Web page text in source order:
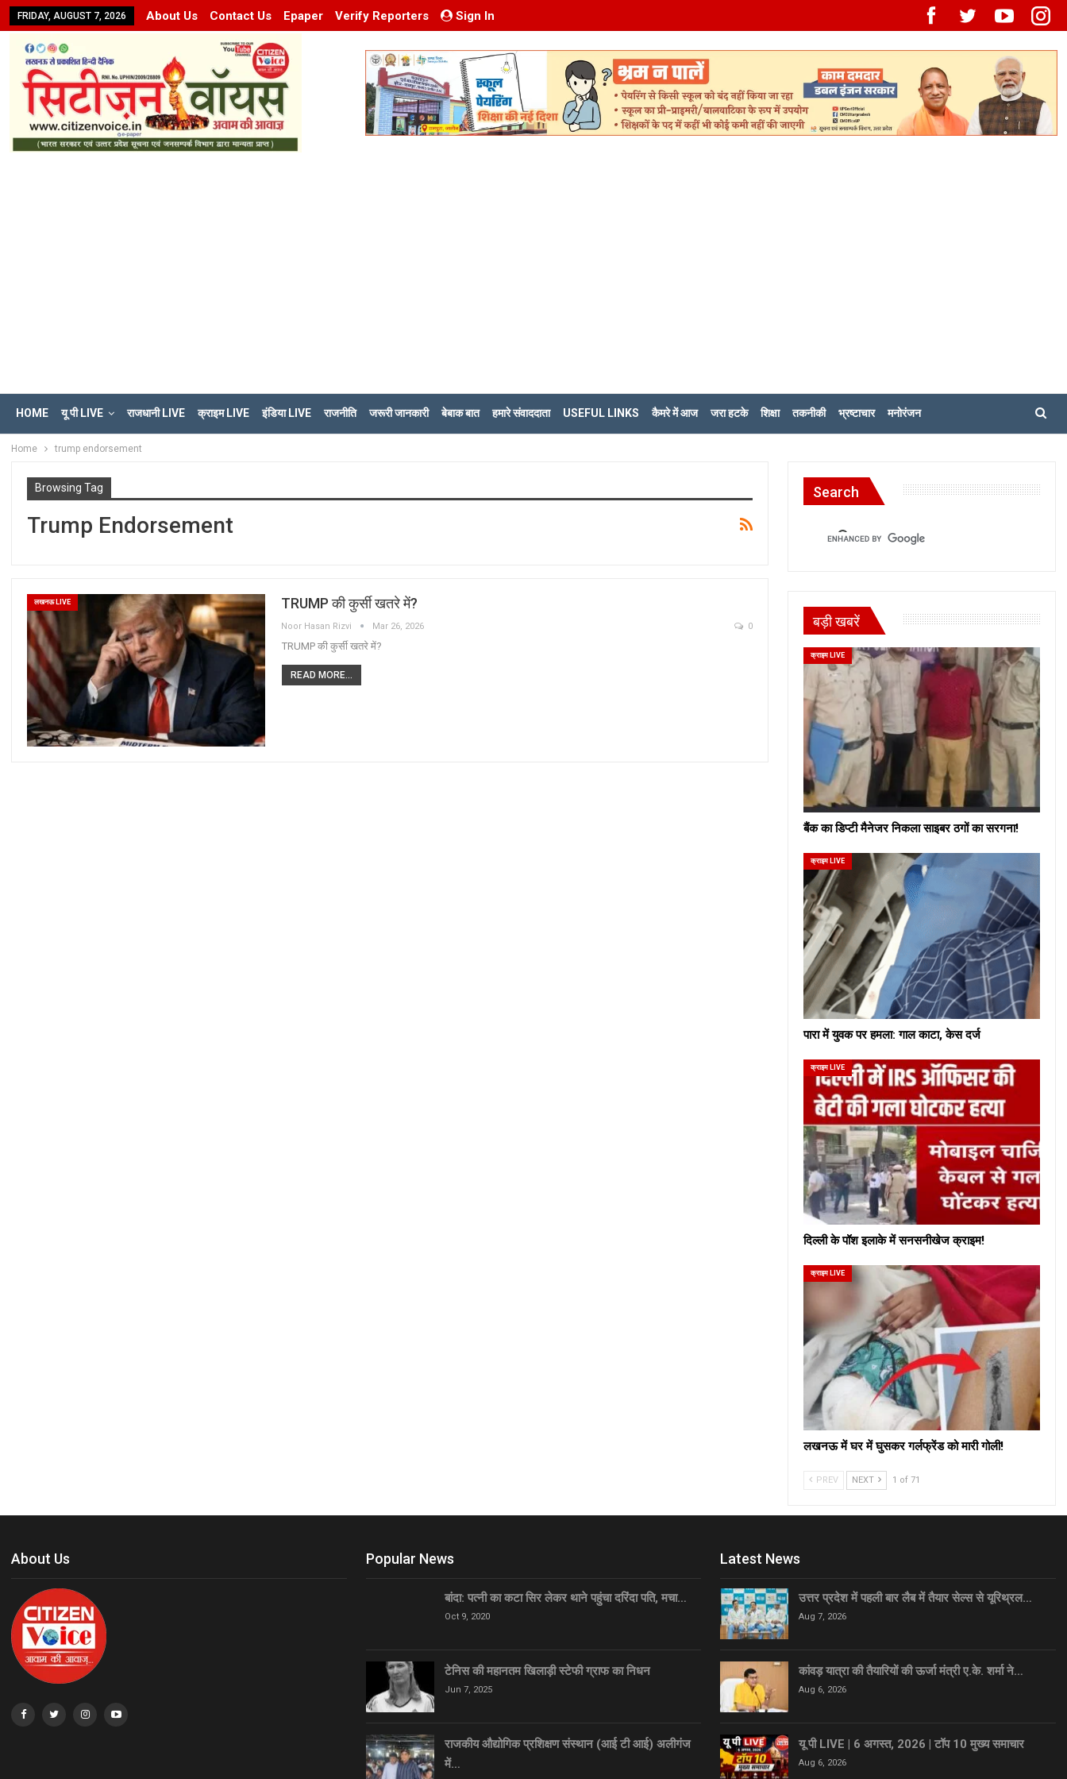
FRIDAY, AUGUST 7, 2026 About Us Contact Us Epaper Verify Reporters Sign In
HOME यू पी LIVE राजधानी LIVE क्राइम LIVE इंडिया LIVE राजनीति जरूरी जानकारी बेबाक बात हमारे संवाददाता USEFUL LINKS कैमरे में आज जरा हटके शिक्षा तकनीकी भ्रष्टाचार मनोरंजन
Home trump endorsement
Browsing Tag
Trump Endorsement
लखनऊ LIVE TRUMP की कुर्सी खतरे में?
Noor Hasan Rizvi Mar 26, 2026 0
TRUMP की कुर्सी खतरे में?
READ MORE...
Search
बड़ी खबरें
क्राइम LIVE
बैंक का डिप्टी मैनेजर निकला साइबर ठगों का सरगना!
क्राइम LIVE
पारा में युवक पर हमला: गाल काटा, केस दर्ज
क्राइम LIVE
दिल्ली के पॉश इलाके में सनसनीखेज क्राइम!
क्राइम LIVE
लखनऊ में घर में घुसकर गर्लफ्रेंड को मारी गोली!
PREV NEXT 1 of 71
About Us Popular News
बांदा: पत्नी का कटा सिर लेकर थाने पहुंचा दरिंदा पति, मचा…
Oct 9, 2020
टेनिस की महानतम खिलाड़ी स्टेफी ग्राफ का निधन
Jun 7, 2025
राजकीय औद्योगिक प्रशिक्षण संस्थान (आई टी आई) अलीगंज
में…
Latest News
उत्तर प्रदेश में पहली बार लैब में तैयार सेल्स से यूरिथ्रल…
Aug 7, 2026
कांवड़ यात्रा की तैयारियों की ऊर्जा मंत्री ए.के. शर्मा ने…
Aug 6, 2026
यू पी LIVE | 6 अगस्त, 2026 | टॉप 10 मुख्य समाचार
Aug 6, 2026